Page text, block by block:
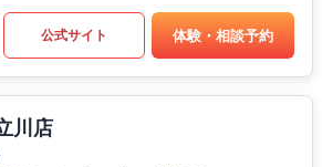
公式サイト 体験・相談予約
川店